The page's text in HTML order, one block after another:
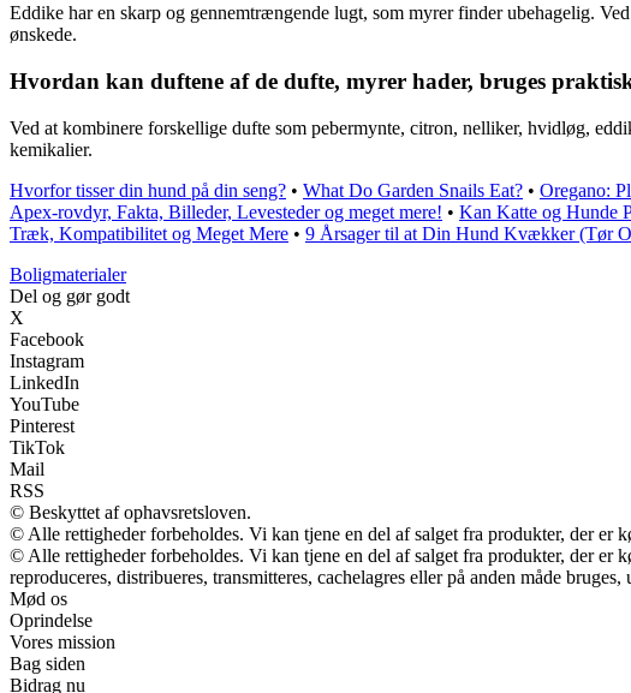
Eddike har en skarp og gennemtrængende lugt, som myrer finder ubehagelig.
ønskede.
Hvordan kan duftene af de dufte, myrer hader, bruges
Ved at kombinere forskellige dufte som pebermynte, citron, nelliker, hvidløg,
kemikalier.
Hvorfor tisser din hund på din seng? • What Do Garden Snails Eat? • Oregano:
Apex-rovdyr, Fakta, Billeder, Levesteder og meget mere! • Kan Katte og Hunde
Træk, Kompatibilitet og Meget Mere • 9 Årsager til at Din Hund Kvækker (Tør
Boligmaterialer
Del og gør godt
X
Facebook
Instagram
LinkedIn
YouTube
Pinterest
TikTok
Mail
RSS
© Beskyttet af ophavsretsloven.
© Alle rettigheder forbeholdes. Vi kan tjene en del af salget fra produkter, der er
© Alle rettigheder forbeholdes. Vi kan tjene en del af salget fra produkter, der er
reproduceres, distribueres, transmitteres, cachelagres eller på anden måde
Mød os
Oprindelse
Vores mission
Bag siden
Bidrag nu